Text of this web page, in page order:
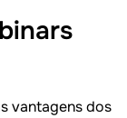
vantagens dos